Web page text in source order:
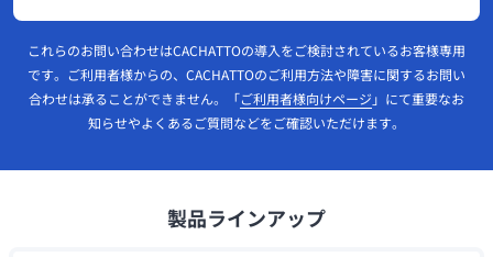
これらのお問い合わせはCACHATTOの導入をご検討されているお客様専用
です。ご利用者様からの、CACHATTOのご利用方法や障害に関するお問い
合わせは承ることができません。「ご利用者様向けページ 」にて重要なお
知らせやよくあるご質問などをご確認いただけます。
製品ラインアップ